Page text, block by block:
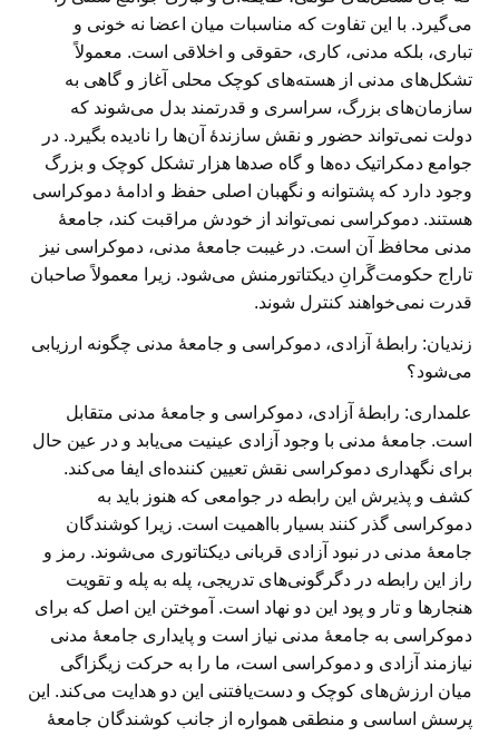
می‌گیرد. با این تفاوت که مناسبات میان اعضا نه خونی و
تباری، بلکه مدنی، کاری، حقوقی و اخلاقی است. معمولاً
تشکل‌های مدنی از هسته‌های کوچک محلی آغاز و گاهی به
سازمان‌های بزرگ، سراسری و قدرتمند بدل می‌شوند که
دولت نمی‌تواند حضور و نقش سازندهٔ آن‌ها را نادیده بگیرد. در
جوامع دمکراتیک ده‌ها و گاه صدها هزار تشکل کوچک و بزرگ
وجود دارد که پشتوانه و نگهبان اصلی حفظ و ادامهٔ دموکراسی
هستند. دموکراسی نمی‌تواند از خودش مراقبت کند، جامعهٔ
مدنی محافظ آن است. در غیبت جامعهٔ مدنی، دموکراسی نیز
تاراج حکومت‌گَرانِ دیکتاتورمنش می‌شود. زیرا معمولاً صاحبان
قدرت نمی‌خواهند کنترل شوند.
زندیان: رابطهٔ آزادی، دموکراسی و جامعهٔ مدنی چگونه ارزیابی
می‌شود؟
علمداری: رابطهٔ آزادی، دموکراسی و جامعهٔ مدنی متقابل
است. جامعهٔ مدنی با وجود آزادی عینیت می‌یابد و در عین حال
برای نگهداری دموکراسی نقش تعیین کننده‌ای ایفا می‌کند.
کشف و پذیرش این رابطه در جوامعی که هنوز باید به
دموکراسی گذر کنند بسیار بااهمیت است. زیرا کوشندگان
جامعهٔ مدنی در نبود آزادی قربانی دیکتاتوری می‌شوند. رمز و
راز این رابطه در دگرگونی‌های تدریجی، پله به پله و تقویت
هنجارها و تار و پود این دو نهاد است. آموختن این اصل که برای
دموکراسی به جامعهٔ مدنی نیاز است و پایداری جامعهٔ مدنی
نیازمند آزادی و دموکراسی است، ما را به حرکت زیگزاگی
میان ارزش‌های کوچک و دست‌یافتنی این دو هدایت می‌کند. این
پرسش اساسی و منطقی همواره از جانب کوشندگان جامعهٔ